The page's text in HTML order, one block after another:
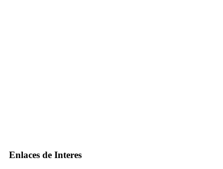
Enlaces de Interes